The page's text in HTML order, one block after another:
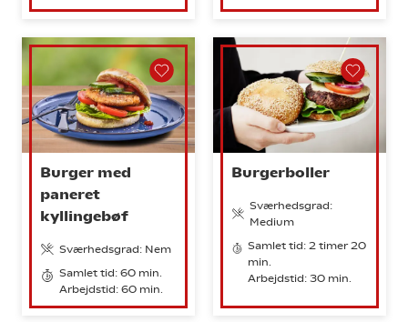
Burger med
paneret
kyllingebøf
Sværhedsgrad: Nem
Samlet tid: 60 min.
Arbejdstid: 60 min.
Burgerboller
Sværhedsgrad:
Medium
Samlet tid: 2 timer 20
min.
Arbejdstid: 30 min.